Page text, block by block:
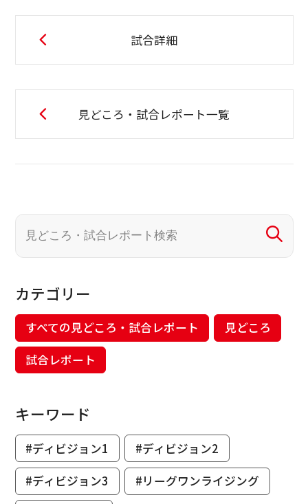
試合詳細
見どころ・試合レポート一覧
カテゴリー
すべての見どころ・試合レポート
見どころ
試合レポート
キーワード
#ディビジョン1
#ディビジョン2
#ディビジョン3
#リーグワンライジング